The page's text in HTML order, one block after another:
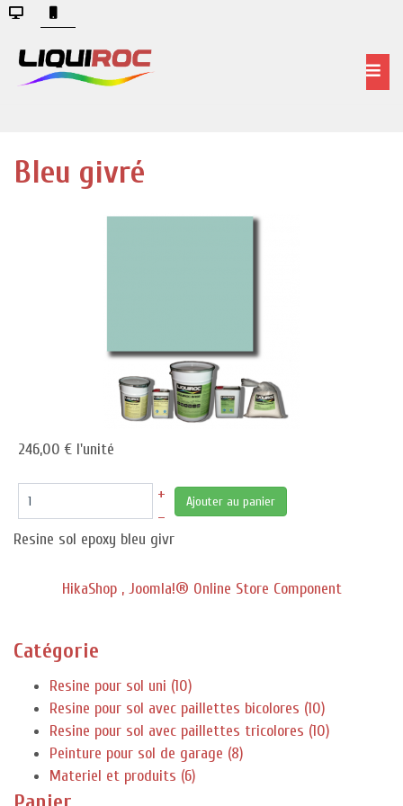
Bleu givré
246,00 € l'unité
+
–
Ajouter au panier
Resine sol epoxy bleu givr
HikaShop , Joomla!® Online Store Component
Catégorie
Resine pour sol uni (10)
Resine pour sol avec paillettes bicolores (10)
Resine pour sol avec paillettes tricolores (10)
Peinture pour sol de garage (8)
Materiel et produits (6)